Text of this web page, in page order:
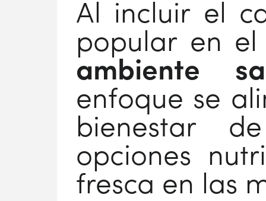
Al incluir el
popular en el
ambiente
enfoque se
bienestar
opciones
fresca en las